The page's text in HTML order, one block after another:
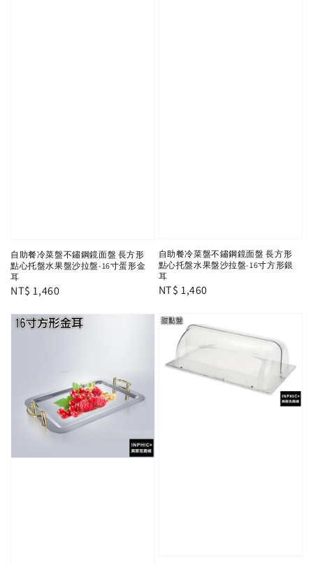
自助餐冷菜盤不鏽鋼鏡面盤 長方形
點心托盤水果盤沙拉盤-16寸蛋形金
耳
Regular
NT$ 1,460
自助餐冷菜盤不鏽鋼鏡面盤 長方形
點心托盤水果盤沙拉盤-16寸方形銀
耳
Regular
NT$ 1,460